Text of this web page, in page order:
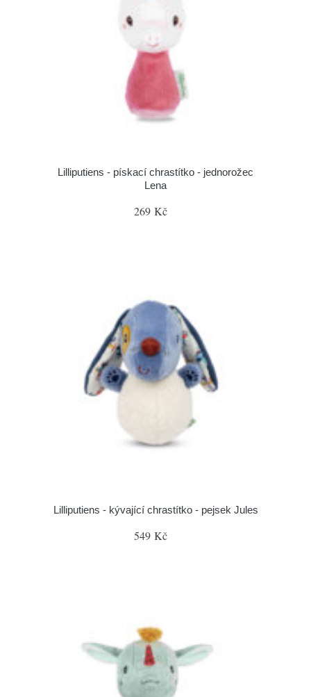
Lilliputiens - pískací chrastítko - jednorožec
Lena
269 Kč
Lilliputiens - kývající chrastítko - pejsek Jules
549 Kč